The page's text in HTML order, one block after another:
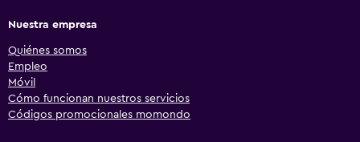
Nuestra empresa
Quiénes somos
Empleo
Móvil
Cómo funcionan nuestros servicios
Códigos promocionales momondo